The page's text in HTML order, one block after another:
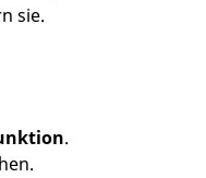
sie.
.